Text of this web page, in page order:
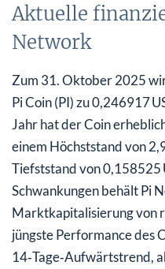
Aktuelle
Network
Zum 31. Oktober 2025
Pi Coin (PI) zu 0,246917
Jahr hat der Coin
einem Höchststand von
Tiefststand von 0,158525
Schwankungen behält Pi
Marktkapitalisierung von
jüngste Performance des
14‑Tage‑Aufwärtstrend,